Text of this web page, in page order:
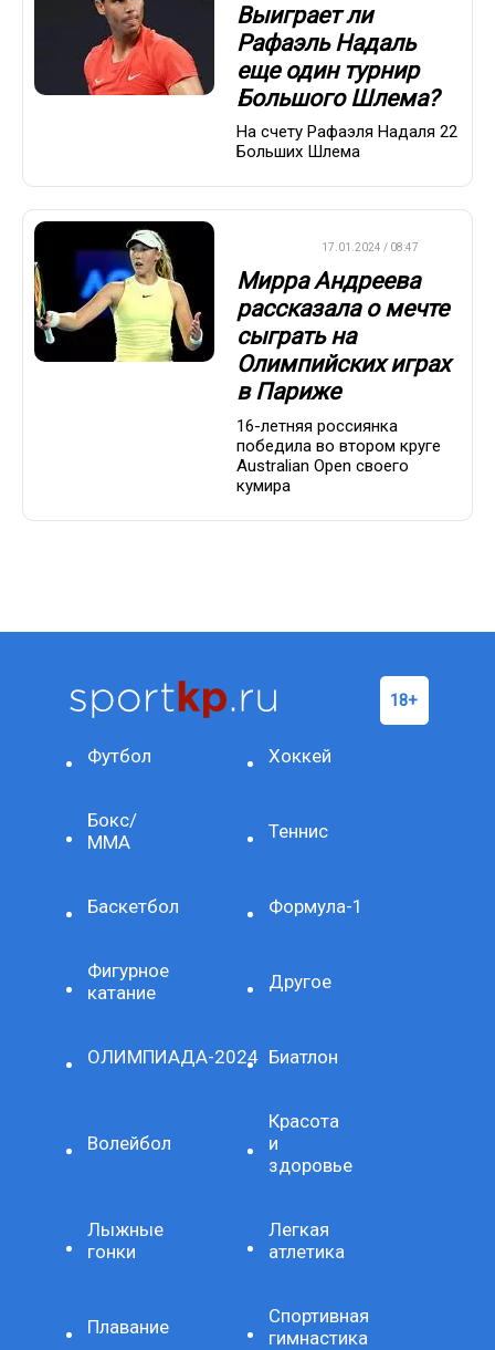
Выиграет ли
Рафаэль Надаль
еще один турнир
Большого Шлема?
На счету Рафаэля Надаля 22
Больших Шлема
17.01.2024 / 08:47
Мирра Андреева
рассказала о мечте
сыграть на
Олимпийских играх
в Париже
16-летняя россиянка
победила во втором круге
Australian Open своего
кумира
Футбол Хоккей
Бокс/
ММА
Теннис
Баскетбол Формула-1
Фигурное
катание
Другое
ОЛИМПИАДА-2024 Биатлон
Волейбол
Красота
и
здоровье
Лыжные
гонки
Легкая
атлетика
Плавание
Спортивная
гимнастика